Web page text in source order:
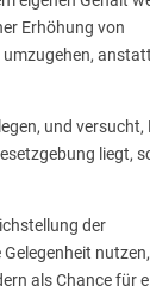
Erhöhung von
und versucht,
liegt,
der
als Chance für